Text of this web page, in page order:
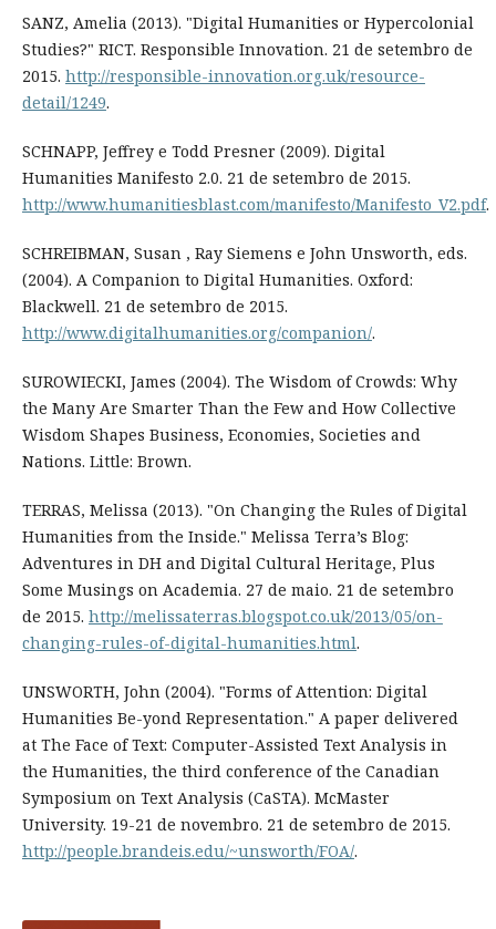
SANZ, Amelia (2013). "Digital Humanities or Hypercolonial
Studies?" RICT. Responsible Innovation. 21 de setembro de
2015. http://responsible-innovation.org.uk/resource-
detail/1249.
SCHNAPP, Jeffrey e Todd Presner (2009). Digital
Humanities Manifesto 2.0. 21 de setembro de 2015.
http://www.humanitiesblast.com/manifesto/Manifesto_V2.pdf.
SCHREIBMAN, Susan , Ray Siemens e John Unsworth, eds.
(2004). A Companion to Digital Humanities. Oxford:
Blackwell. 21 de setembro de 2015.
http://www.digitalhumanities.org/companion/.
SUROWIECKI, James (2004). The Wisdom of Crowds: Why
the Many Are Smarter Than the Few and How Collective
Wisdom Shapes Business, Economies, Societies and
Nations. Little: Brown.
TERRAS, Melissa (2013). "On Changing the Rules of Digital
Humanities from the Inside." Melissa Terra’s Blog:
Adventures in DH and Digital Cultural Heritage, Plus
Some Musings on Academia. 27 de maio. 21 de setembro
de 2015. http://melissaterras.blogspot.co.uk/2013/05/on-
changing-rules-of-digital-humanities.html.
UNSWORTH, John (2004). "Forms of Attention: Digital
Humanities Be-yond Representation." A paper delivered
at The Face of Text: Computer-Assisted Text Analysis in
the Humanities, the third conference of the Canadian
Symposium on Text Analysis (CaSTA). McMaster
University. 19-21 de novembro. 21 de setembro de 2015.
http://people.brandeis.edu/~unsworth/FOA/.